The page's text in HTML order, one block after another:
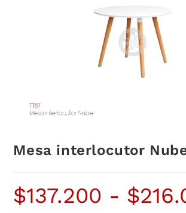
Mesa interlocutor
$137.200 - $